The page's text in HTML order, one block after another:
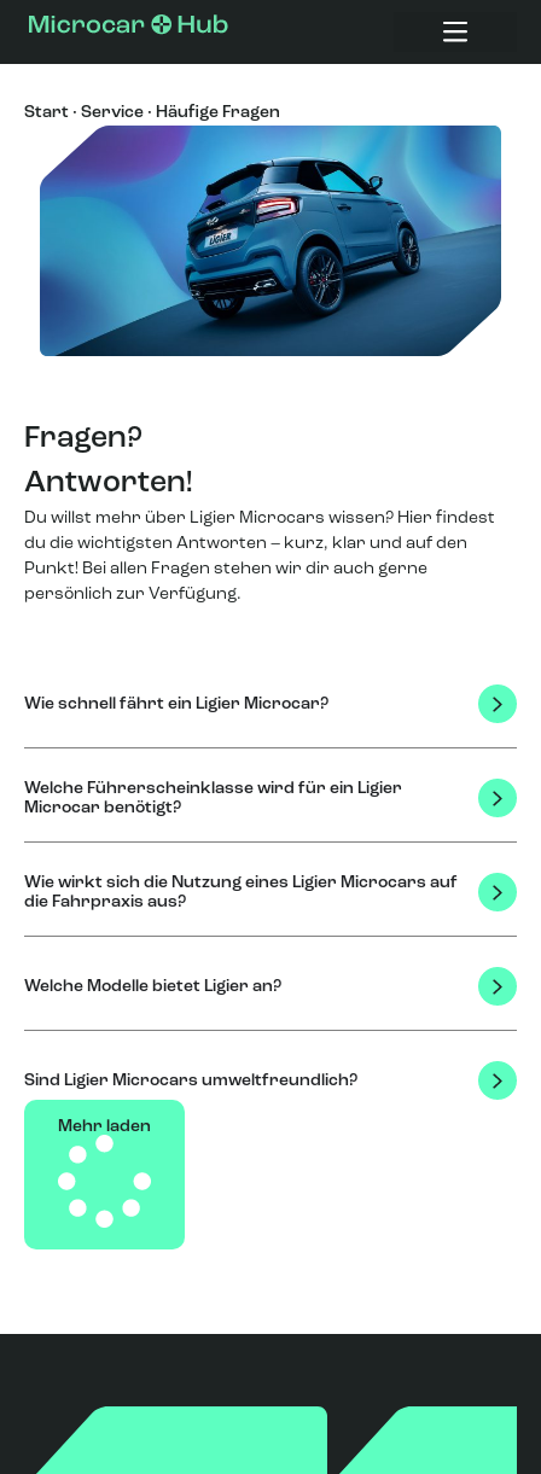
Fragen?
Antworten!
Du willst mehr über Ligier Microcars wissen? Hier findest
du die wichtigsten Antworten – kurz, klar und auf den
Punkt! Bei allen Fragen stehen wir dir auch gerne
persönlich zur Verfügung.
Start · Service · Häufige Fragen
Wie schnell fährt ein Ligier Microcar?
Welche Führerscheinklasse wird für ein Ligier
Microcar benötigt?
Wie wirkt sich die Nutzung eines Ligier Microcars auf
die Fahrpraxis aus?
Welche Modelle bietet Ligier an?
Sind Ligier Microcars umweltfreundlich?
Mehr laden